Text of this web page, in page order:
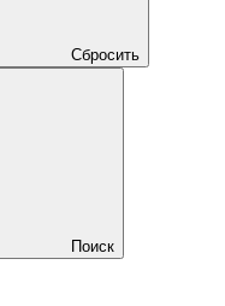
Сбросить
Поиск